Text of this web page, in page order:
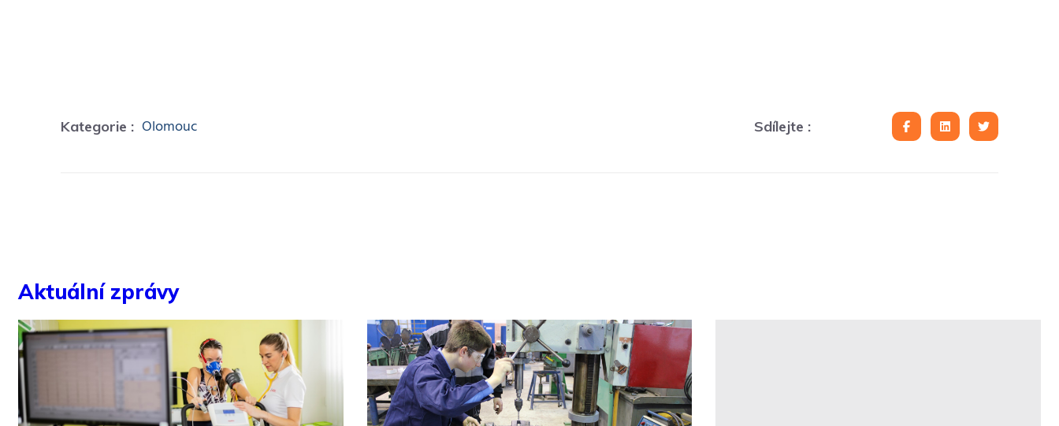
Kategorie : Olomouc Sdílejte :
Aktuální zprávy